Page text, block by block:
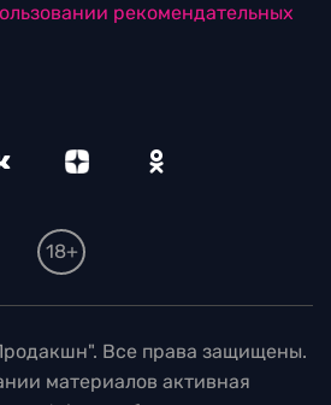
рекомендательных
18+
Все права защищены.
материалов активная